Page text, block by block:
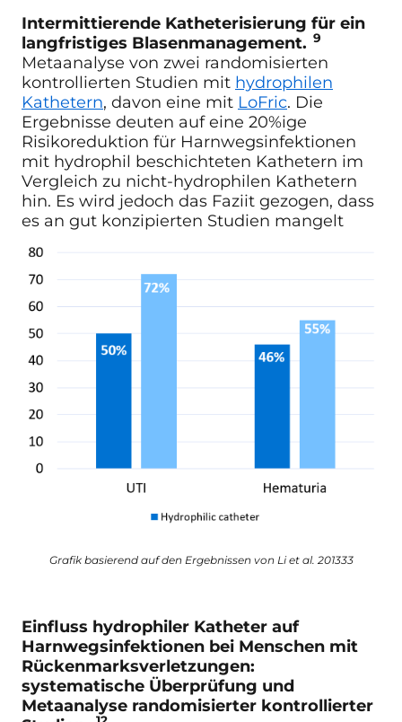
Intermittierende Katheterisierung für ein
langfristiges Blasenmanagement. 9
Metaanalyse von zwei randomisierten
kontrollierten Studien mit hydrophilen
Kathetern, davon eine mit LoFric. Die
Ergebnisse deuten auf eine 20%ige
Risikoreduktion für Harnwegsinfektionen
mit hydrophil beschichteten Kathetern im
Vergleich zu nicht-hydrophilen Kathetern
hin. Es wird jedoch das Faziit gezogen, dass
es an gut konzipierten Studien mangelt
Grafik basierend auf den Ergebnissen von Li et al. 201333
Einfluss hydrophiler Katheter auf
Harnwegsinfektionen bei Menschen mit
Rückenmarksverletzungen:
systematische Überprüfung und
Metaanalyse randomisierter kontrollierter